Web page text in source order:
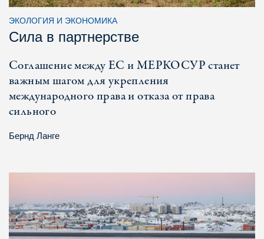
ЭКОЛОГИЯ И ЭКОНОМИКА
Сила в партнерстве
Соглашение между ЕС и МЕРКОСУР станет
важным шагом для укрепления
международного права и отказа от права
сильного
Бернд Ланге